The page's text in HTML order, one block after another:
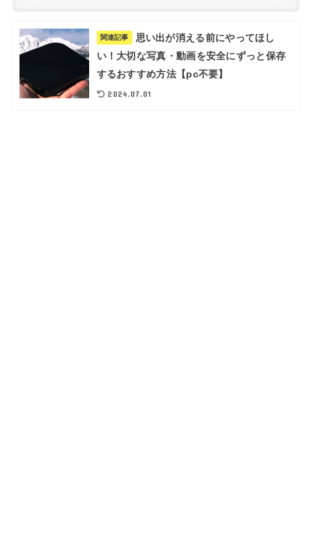
関連記事
思い出が消える前にやってほし
い！大切な写真・動画を安全にずっと保存
するおすすめ方法【pc不要】
2024.07.01